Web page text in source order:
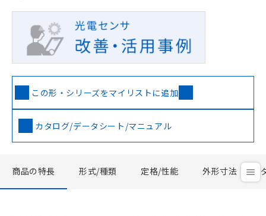
この形・シリーズをマイリストに追加
カタログ/データシート/マニュアル
商品の特長 形式/種類 定格/性能 外形寸法